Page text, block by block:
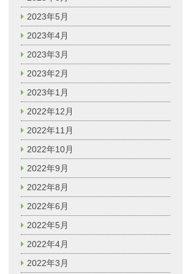
2023年5月
2023年4月
2023年3月
2023年2月
2023年1月
2022年12月
2022年11月
2022年10月
2022年9月
2022年8月
2022年6月
2022年5月
2022年4月
2022年3月